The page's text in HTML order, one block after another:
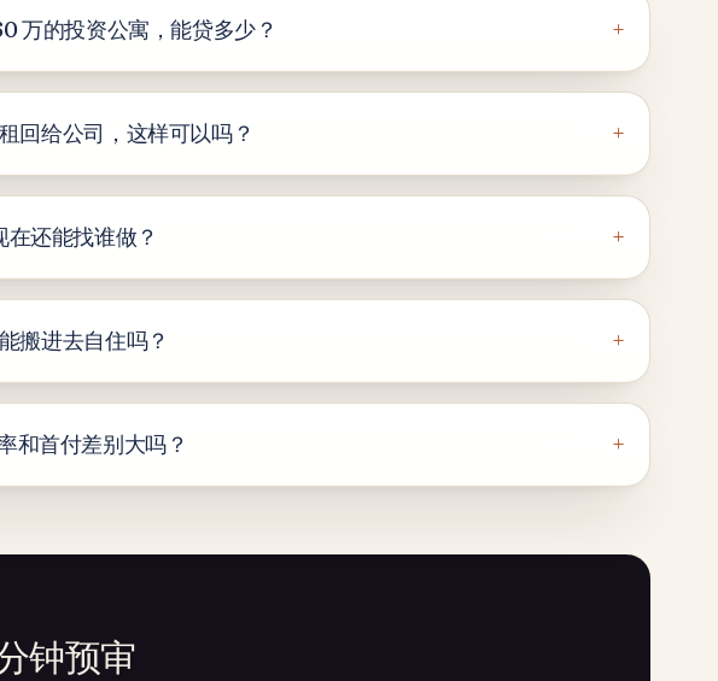
万的投资公寓，能贷多少？ +
回给公司，这样可以吗？ +
还能找谁做？ +
搬进去自住吗？ +
和首付差别大吗？ +
钟预审